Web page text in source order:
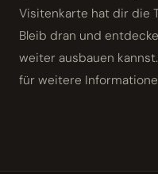
Visitenkarte hat dir die
Bleib dran und
weiter ausbauen
für weitere